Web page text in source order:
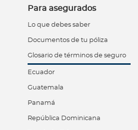
Para asegurados
Lo que debes saber
Documentos de tu póliza
Glosario de términos de seguro
Ecuador
Guatemala
Panamá
República Dominicana